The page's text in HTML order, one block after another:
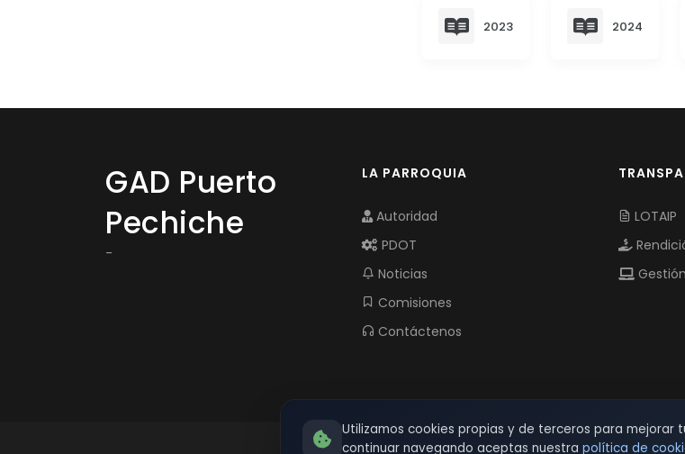
2023 2024
GAD Puerto
Pechiche
-
LA PARROQUIA
Autoridad
PDOT
Noticias
Comisiones
Contáctenos
LOTAIP
Utilizamos cookies propias y de terceros para mejorar
continuar navegando aceptas nuestra política de